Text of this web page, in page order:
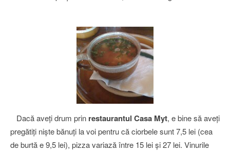
Dacă aveţi drum prin restaurantul Casa Myt, e bine să aveţi
pregătiţi nişte bănuţi la voi pentru că ciorbele sunt 7,5 lei (cea
de burtă e 9,5 lei), pizza variază între 15 lei şi 27 lei. Vinurile